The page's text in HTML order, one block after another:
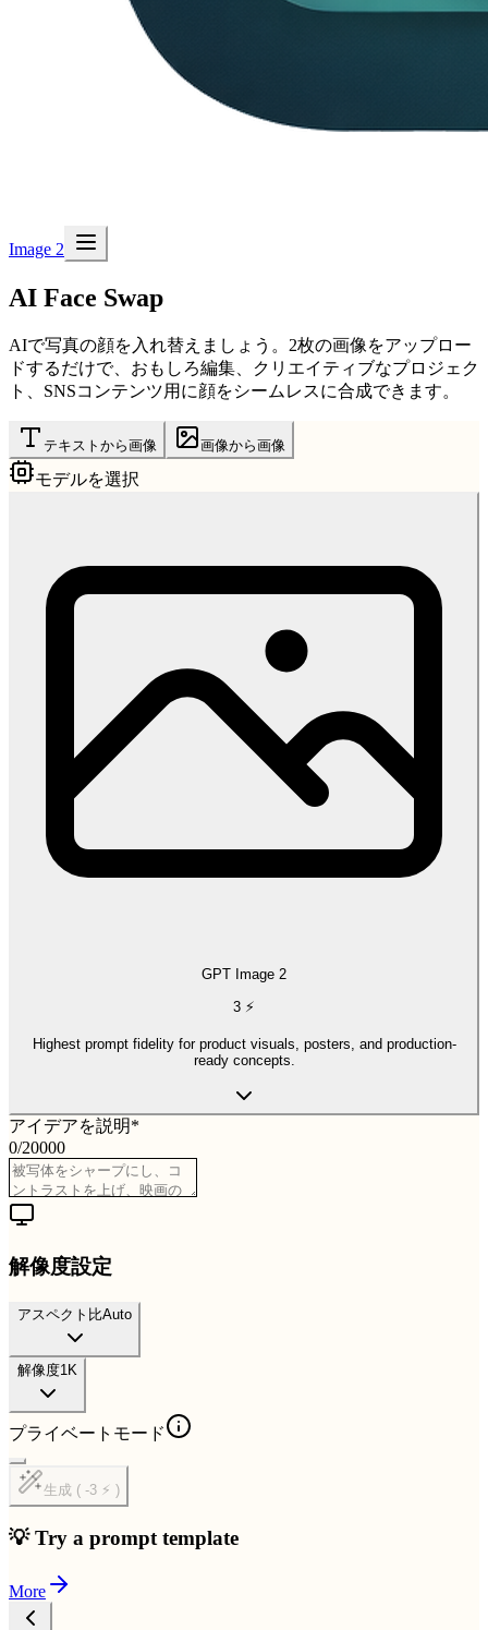
Image 2
AI Face Swap
AIで写真の顔を入れ替えましょう。2枚の画像をアップロー
ドするだけで、おもしろ編集、クリエイティブなプロジェク
ト、SNSコンテンツ用に顔をシームレスに合成できます。
テキストから画像 画像から画像
モデルを選択
GPT Image 2
3 ⚡
Highest prompt fidelity for product visuals, posters, and production-
ready concepts.
アイデアを説明*
0/20000
解像度設定
アスペクト比Auto
解像度1K
プライベートモード
生成 ( -3 ⚡ )
💡 Try a prompt template
More